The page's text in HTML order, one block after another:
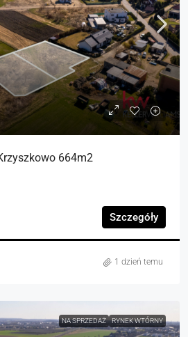
664m2
Szczegóły
1 dzień temu
NA SPRZEDAŻ RYNEK WTÓRNY